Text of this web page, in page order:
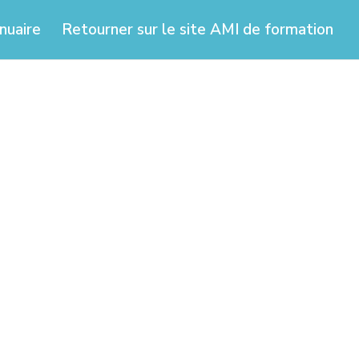
Retourner sur le site AMI de formation